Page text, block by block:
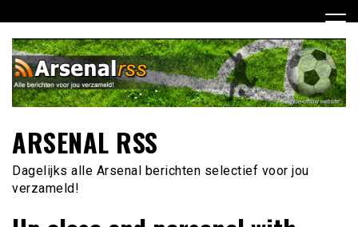
naar
inhoud
ARSENAL RSS
Dagelijks alle Arsenal berichten selectief voor jou
verzameld!